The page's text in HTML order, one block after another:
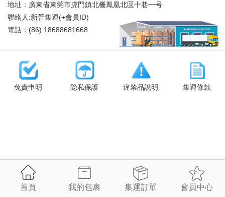
地址： 廣東省東莞市虎門鎮北栅鳳凰北區十巷一号
聯絡人:新晉集運(+會員ID)
電話：(86) 18688681668
免責申明 隐私保護 違禁品說明 集運條款
首頁 我的包裹 集運訂單 會員中心